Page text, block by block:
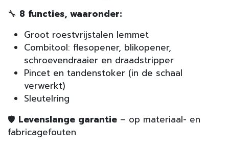
🔧 8 functies, waaronder:
Groot roestvrijstalen lemmet
Combitool: flesopener, blikopener,
schroevendraaier en draadstripper
Pincet en tandenstoker (in de schaal
verwerkt)
Sleutelring
🛡️ Levenslange garantie – op materiaal- en
fabricagefouten